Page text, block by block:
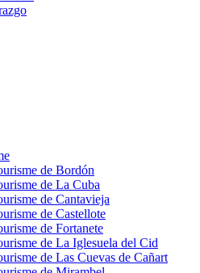
de Bordón
de La Cuba
de Cantavieja
de Castellote
de Fortanete
de La Iglesuela del Cid
de Las Cuevas de Cañart